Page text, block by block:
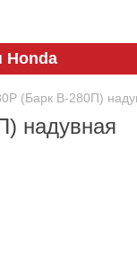
Honda
(Барк В-280П)
надувная